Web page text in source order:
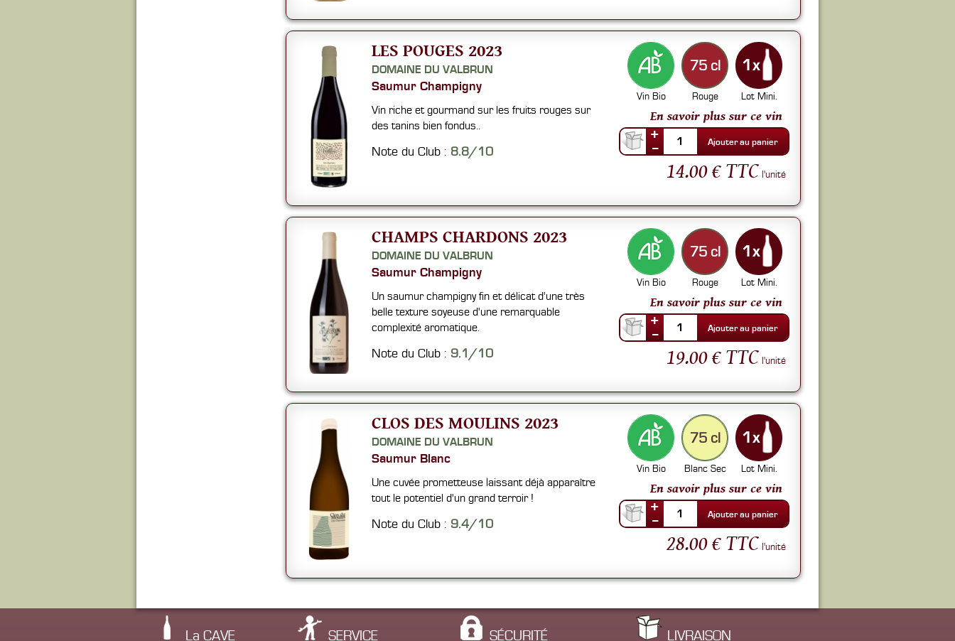
LES POUGES 2023
DOMAINE DU VALBRUN
Saumur Champigny
Vin riche et gourmand sur les fruits rouges sur
des tanins bien fondus..
Note du Club : 8.8/10
Vin Bio
75 cl
Rouge Lot Mini.
En savoir plus sur ce vin
+
--
1 Ajouter au panier
14.00 € TTC l'unité
CHAMPS CHARDONS 2023
DOMAINE DU VALBRUN
Saumur Champigny
Un saumur champigny fin et délicat d'une très
belle texture soyeuse d'une remarquable
complexité aromatique.
Note du Club : 9.1/10
Vin Bio
75 cl
Rouge Lot Mini.
En savoir plus sur ce vin
+
--
1 Ajouter au panier
19.00 € TTC l'unité
CLOS DES MOULINS 2023
DOMAINE DU VALBRUN
Saumur Blanc
Une cuvée prometteuse laissant déjà apparaître
tout le potentiel d'un grand terroir !
Note du Club : 9.4/10
Vin Bio
75 cl
Blanc Sec Lot Mini.
En savoir plus sur ce vin
+
--
1 Ajouter au panier
28.00 € TTC l'unité
La CAVE SERVICE SÉCURITÉ LIVRAISON